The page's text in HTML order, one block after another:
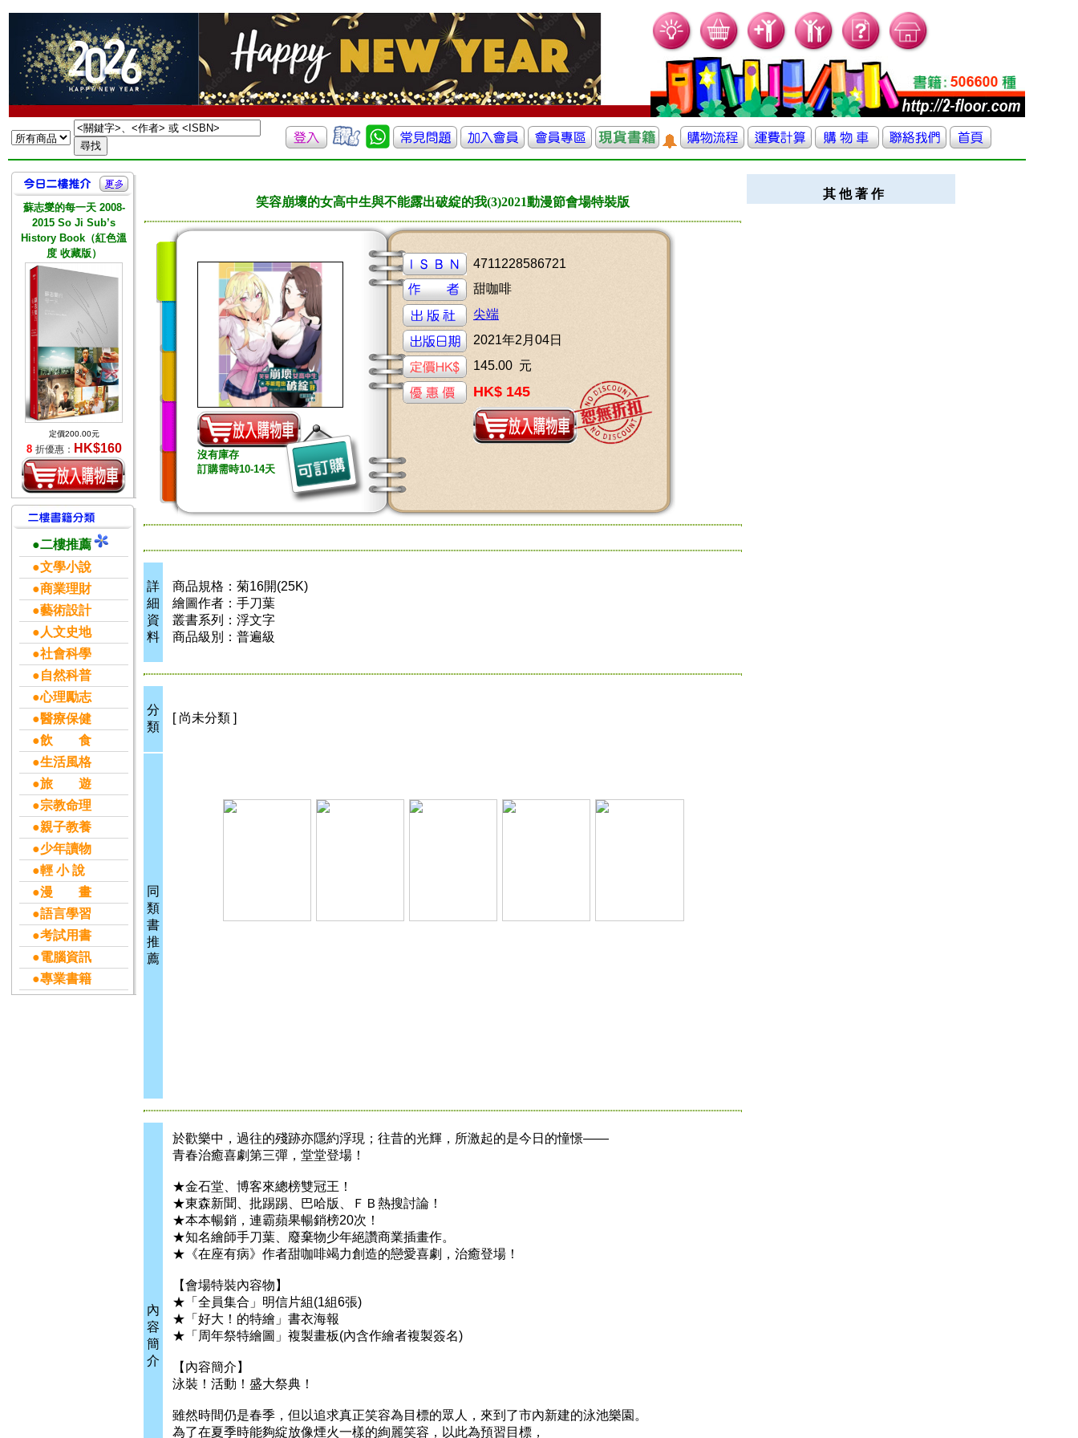
蘇志燮的每一天 2008-
2015 So Ji Sub’s
History Book（紅色溫
度 收藏版）
定價200.00元
8 折優惠： HK$160
●二樓推薦
●文學小說
●商業理財
●藝術設計
●人文史地
●社會科學
●自然科普
●心理勵志
●醫療保健
●飲 食
●生活風格
●旅 遊
●宗教命理
●親子教養
●少年讀物
●輕 小 說
●漫 畫
●語言學習
●考試用書
●電腦資訊
●專業書籍
笑容崩壞的女高中生與不能露出破綻的我(3)2021動漫節會場特裝版
沒有庫存
訂購需時10-14天
4711228586721
甜咖啡
尖端
2021年2月04日
145.00 元
HK$ 145
詳
細
資
料
商品規格：菊16開(25K)
繪圖作者：手刀葉
叢書系列：浮文字
商品級別：普遍級
分
類
[ 尚未分類 ]
同
類
書
推
薦
內
容
簡
介
於歡樂中，過往的殘跡亦隱約浮現；往昔的光輝，所激起的是今日的憧憬——
青春治癒喜劇第三彈，堂堂登場！
★金石堂、博客來總榜雙冠王！
★東森新聞、批踢踢、巴哈版、ＦＢ熱搜討論！
★本本暢銷，連霸蘋果暢銷榜20次！
★知名繪師手刀葉、廢棄物少年絕讚商業插畫作。
★《在座有病》作者甜咖啡竭力創造的戀愛喜劇，治癒登場！
【會場特裝內容物】
★「全員集合」明信片組(1組6張)
★「好大！的特繪」書衣海報
★「周年祭特繪圖」複製畫板(內含作繪者複製簽名)
【內容簡介】
泳裝！活動！盛大祭典！
雖然時間仍是春季，但以追求真正笑容為目標的眾人，來到了市內新建的泳池樂園。
為了在夏季時能夠綻放像煙火一樣的絢麗笑容，以此為預習目標，
其 他 著 作